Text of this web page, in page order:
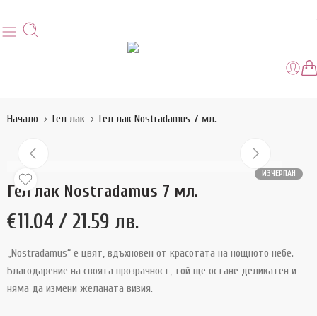
Начало Гел лак Гел лак Nostradamus 7 мл.
ИЗЧЕРПАН
Гел лак Nostradamus 7 мл.
€11.04 / 21.59 лв.
„Nostradamus“ е цвят, вдъхновен от красотата на нощното небе.
Благодарение на своята прозрачност, той ще остане деликатен и
няма да измени желаната визия.